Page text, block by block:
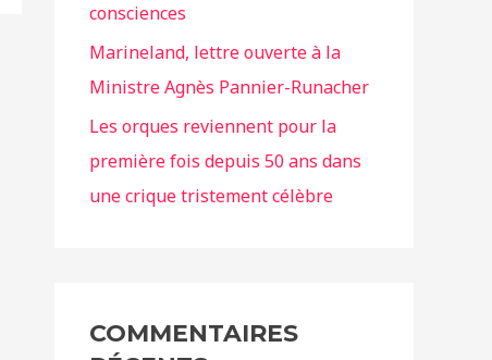
consciences
Marineland, lettre ouverte à la
Ministre Agnès Pannier-Runacher
Les orques reviennent pour la
première fois depuis 50 ans dans
une crique tristement célèbre
COMMENTAIRES